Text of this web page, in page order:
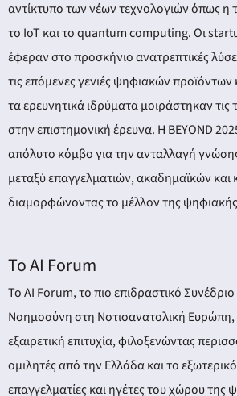
αντίκτυπο των νέων τεχνολογιών όπως η
το ΙοΤ και το quantum computing. Οι
έφεραν στο προσκήνιο ανατρεπτικές
τις επόμενες γενιές ψηφιακών
τα ερευνητικά ιδρύματα μοιράστηκαν τις
στην επιστημονική έρευνα. Η BEYOND
απόλυτο κόμβο για την ανταλλαγή
μεταξύ επαγγελματιών, ακαδημαϊκών και
διαμορφώνοντας το μέλλον της
Το AI Forum
Το AI Forum, το πιο επιδραστικό
Νοημοσύνη στη Νοτιοανατολική
εξαιρετική επιτυχία, φιλοξενώντας
ομιλητές από την Ελλάδα και το
επαγγελματίες και ηγέτες του χώρου της